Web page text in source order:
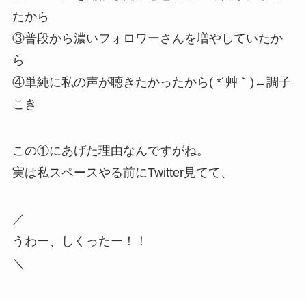
たから
③普段から濃いフォロワーさんを増やしていたか
ら
④単純に私の声が聴きたかったから( *´艸｀)←調子
こき
この①にあげた理由なんですがね。
実は私スペースやる前にTwitter見てて、
／
うわー、しくったー！！
＼